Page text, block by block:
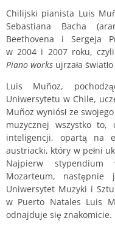
Chilijski pianista Luis
Sebastiana Bacha
Beethovena i Sergeja
w 2004 i 2007 roku,
Piano works ujrzała
Luis Muñoz,
Uniwersytetu w Chile,
Muñoz wyniósł ze
muzycznej wszystko to,
inteligencji, opartą na
austriacki, który w pełni
Najpierw stypendium
Mozarteum,
Uniwersytet Muzyki i
w Puerto Natales Luis
odnajduje się znakomicie.